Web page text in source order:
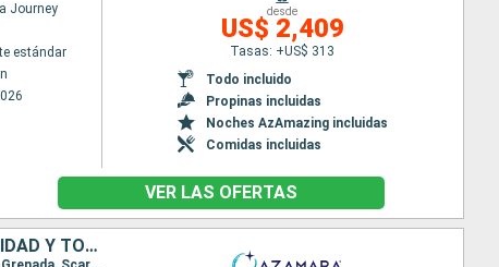
Journey
estándar
desde
US$ 2,409
Tasas: +US$ 313
Todo incluido
Propinas incluidas
Noches AzAmazing incluidas
Comidas incluidas
VER LAS OFERTAS
ANTIGUA Y BARBUDA, SAN VINCENT Y LAS GRANADINAS, GRENADA, TRINIDAD Y TOBAGO, BARBADOS, SANTA LUCIA, DOMINICA, SAN MARTÍN, PUERTO RICO